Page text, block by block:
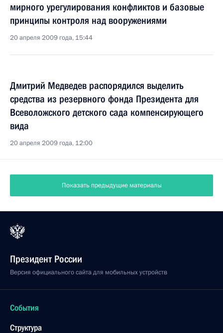
мирного урегулирования конфликтов и базовые
принципы контроля над вооружениями
20 апреля 2009 года, 15:44
Дмитрий Медведев распорядился выделить
средства из резервного фонда Президента для
Всеволожского детского сада компенсирующего
вида
20 апреля 2009 года, 12:00
Показать предыдущие материалы
Президент России
Версия официального сайта для мобильных устройств
События
Структура